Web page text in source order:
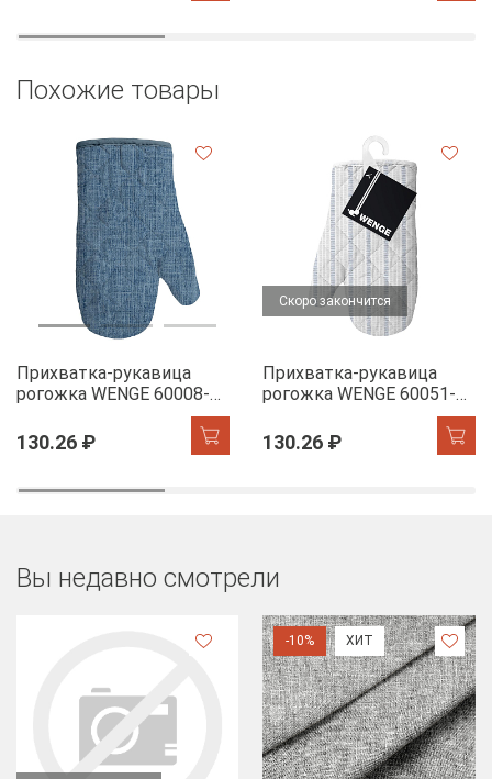
Похожие товары
Прихватка-рукавица
рогожка WENGE 60008-11
130.26 ₽
Скоро закончится
Прихватка-рукавица
рогожка WENGE 60051-1
130.26 ₽
Вы недавно смотрели
-10% ХИТ